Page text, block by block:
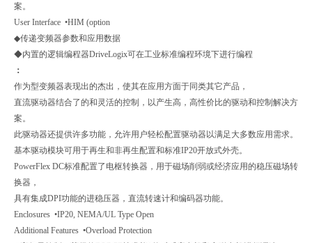
案。
User Interface •HIM (option
◆传递变频器参数和应用数据
◆内置的逻辑编程器DriveLogix可在工业标准编程环境下进行编程
：
作为型变频器表现出的杰出，使其在应用方面于同类其它产品，
直流驱动器结合了的和灵活的控制，以产生高，高性价比的驱动和控制解决方
案。
此驱动器还提供许多功能，允许用户轻松配置驱动器以满足大多数应用需求。
基本驱动模块可用于再生和非再生配置和标准IP20开放式外壳。
PowerFlex DC标准配置了电枢转换器，用于磁场削弱或经济应用的稳压磁场转
换器，
具有集成DPI功能的进稳压器，直流转速计和编码器功能。
Enclosures •IP20, NEMA/UL Type Open
Additional Features •Overload Protection